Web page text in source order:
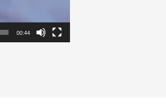
00:44